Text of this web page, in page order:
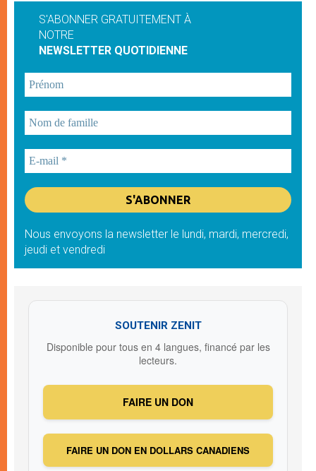
S'ABONNER GRATUITEMENT À
NOTRE
NEWSLETTER QUOTIDIENNE
Nous envoyons la newsletter le lundi, mardi, mercredi,
jeudi et vendredi
SOUTENIR ZENIT
Disponible pour tous en 4 langues, financé par les
lecteurs.
FAIRE UN DON
FAIRE UN DON EN DOLLARS CANADIENS